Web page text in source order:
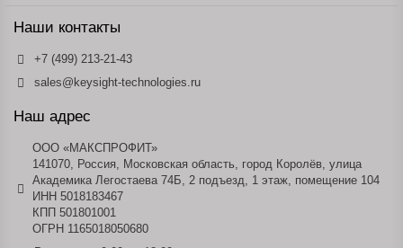
Наши контакты
+7 (499) 213-21-43
sales@keysight-technologies.ru
Наш адрес
ООО «МАКСПРОФИТ»
141070, Россия, Московская область, город Королёв, улица
Академика Легостаева 74Б, 2 подъезд, 1 этаж, помещение 104
ИНН 5018183467
КПП 501801001
ОГРН 1165018050680